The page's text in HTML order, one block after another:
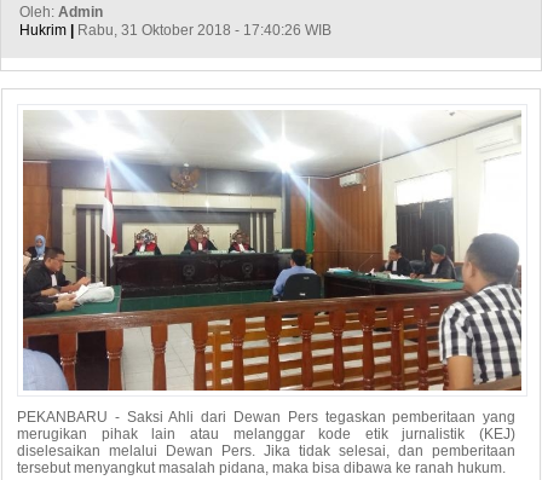
Oleh: Admin
Hukrim
Rabu, 31 Oktober 2018 - 17:40:26 WIB
PEKANBARU - Saksi Ahli dari Dewan Pers tegaskan pemberitaan yang
merugikan pihak lain atau melanggar kode etik jurnalistik (KEJ)
diselesaikan melalui Dewan Pers. Jika tidak selesai, dan pemberitaan
tersebut menyangkut masalah pidana, maka bisa dibawa ke ranah hukum.